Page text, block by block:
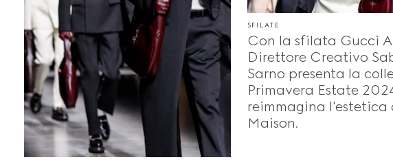
SFILATE
Con la sfilata Gucci
Direttore Creativo
Sarno presenta la
Primavera Estate
reimmagina l'estetica
Maison.